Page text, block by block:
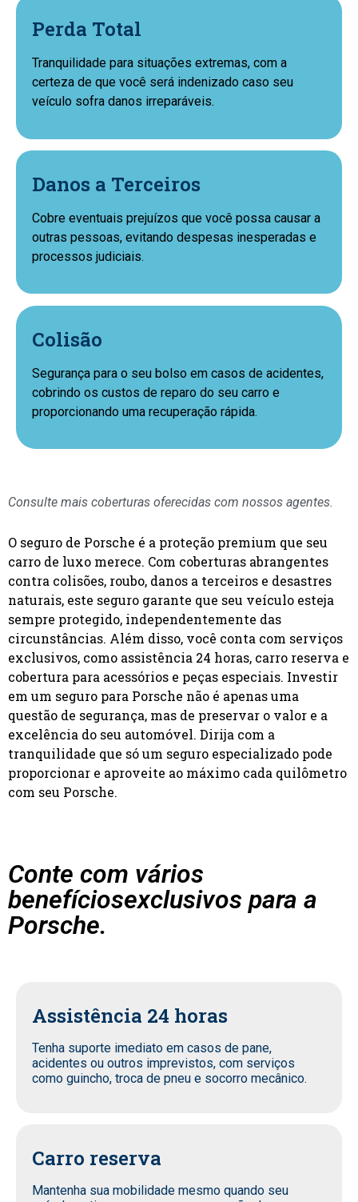
Perda Total
Tranquilidade para situações extremas, com a
certeza de que você será indenizado caso seu
veículo sofra danos irreparáveis.
Danos a Terceiros
Cobre eventuais prejuízos que você possa causar a
outras pessoas, evitando despesas inesperadas e
processos judiciais.
Colisão
Segurança para o seu bolso em casos de acidentes,
cobrindo os custos de reparo do seu carro e
proporcionando uma recuperação rápida.
Consulte mais coberturas oferecidas com nossos agentes.
O seguro de Porsche é a proteção premium que seu
carro de luxo merece. Com coberturas abrangentes
contra colisões, roubo, danos a terceiros e desastres
naturais, este seguro garante que seu veículo esteja
sempre protegido, independentemente das
circunstâncias. Além disso, você conta com serviços
exclusivos, como assistência 24 horas, carro reserva e
cobertura para acessórios e peças especiais. Investir
em um seguro para Porsche não é apenas uma
questão de segurança, mas de preservar o valor e a
excelência do seu automóvel. Dirija com a
tranquilidade que só um seguro especializado pode
proporcionar e aproveite ao máximo cada quilômetro
com seu Porsche.
Conte com vários
benefíciosexclusivos para a
Porsche.
Assistência 24 horas
Tenha suporte imediato em casos de pane,
acidentes ou outros imprevistos, com serviços
como guincho, troca de pneu e socorro mecânico.
Carro reserva
Mantenha sua mobilidade mesmo quando seu